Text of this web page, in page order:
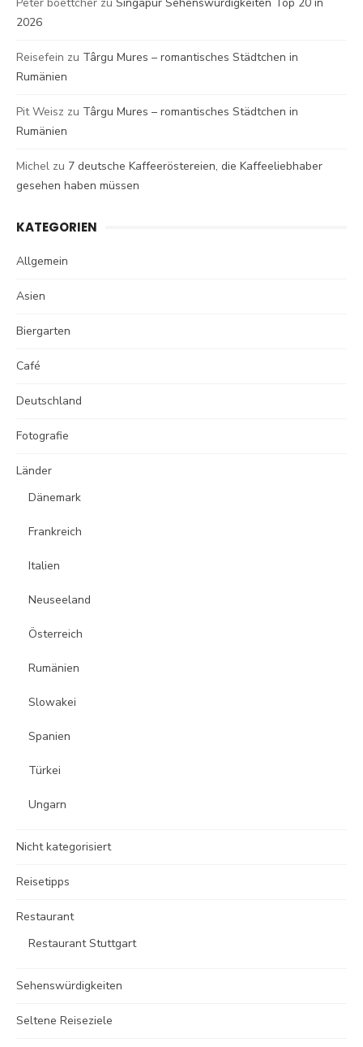
Peter boettcher zu Singapur Sehenswürdigkeiten Top 20 in
2026
Reisefein zu Târgu Mures – romantisches Städtchen in
Rumänien
Pit Weisz zu Târgu Mures – romantisches Städtchen in
Rumänien
Michel zu 7 deutsche Kaffeeröstereien, die Kaffeeliebhaber
gesehen haben müssen
KATEGORIEN
Allgemein
Asien
Biergarten
Café
Deutschland
Fotografie
Länder
Dänemark
Frankreich
Italien
Neuseeland
Österreich
Rumänien
Slowakei
Spanien
Türkei
Ungarn
Nicht kategorisiert
Reisetipps
Restaurant
Restaurant Stuttgart
Sehenswürdigkeiten
Seltene Reiseziele